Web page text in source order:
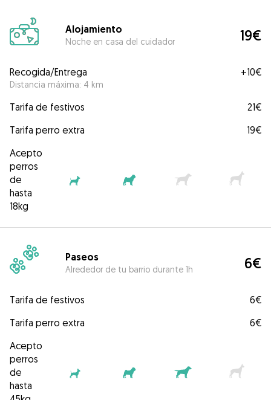
Alojamiento
Noche en casa del cuidador 19€
Recogida/Entrega
Distancia máxima: 4 km
+10€
Tarifa de festivos
21€
Tarifa perro extra
19€
Acepto
perros
de
hasta
18kg
Paseos
Alrededor de tu barrio durante 1h 6€
Tarifa de festivos
6€
Tarifa perro extra
6€
Acepto
perros
de
hasta